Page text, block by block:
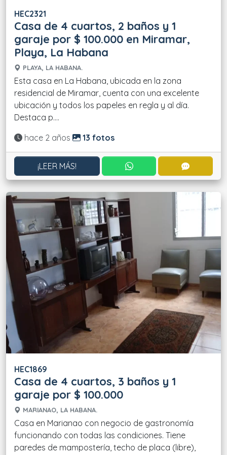
HEC2321
Casa de 4 cuartos, 2 baños y 1
garaje por $ 100.000 en Miramar,
Playa, La Habana
PLAYA, LA HABANA.
Esta casa en La Habana, ubicada en la zona
residencial de Miramar, cuenta con una excelente
ubicación y todos los papeles en regla y al día.
Destaca p....
Actualizado:
hace 2 años 13 fotos
¡LEER MÁS! CONTACTAR POR
HEC1869
Casa de 4 cuartos, 3 baños y 1
garaje por $ 100.000
MARIANAO, LA HABANA.
Casa en Marianao con negocio de gastronomía
funcionando con todas las condiciones. Tiene
paredes de mampostería, techo de placa (libre),